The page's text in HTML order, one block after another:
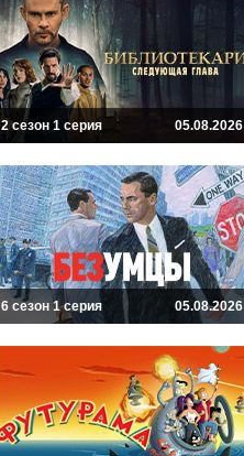
2 сезон 1 серия 05.08.2026
6 сезон 1 серия 05.08.2026